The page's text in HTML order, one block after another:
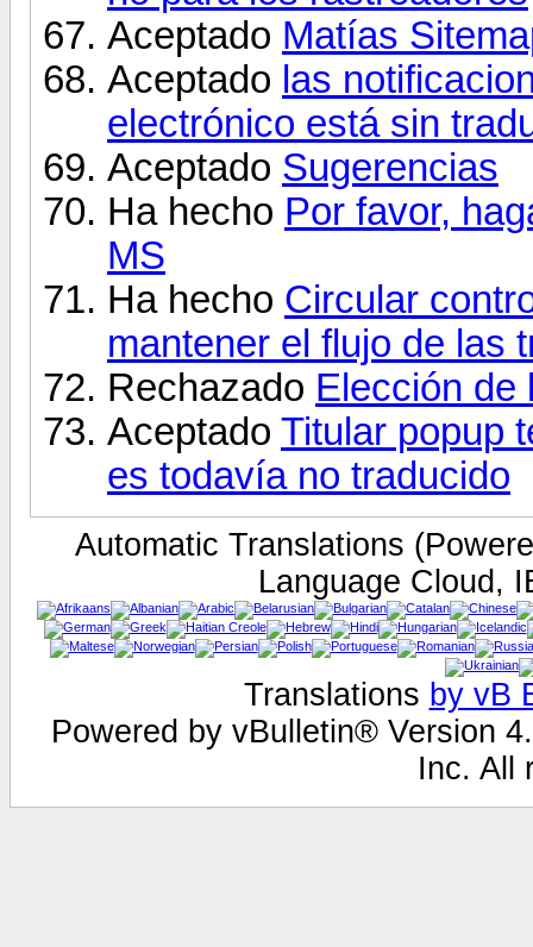
Aceptado Matías
Aceptado las
electrónico está sin
Aceptado Sugerencias
Ha hecho Por favor,
MS
Ha hecho Circular
mantener el flujo de las
Rechazado Elección de
Aceptado Titular popup
es todavía no traducido
Automatic Translations
Language Cloud,
Translations by vB
Powered by vBulletin® Version
Inc. All